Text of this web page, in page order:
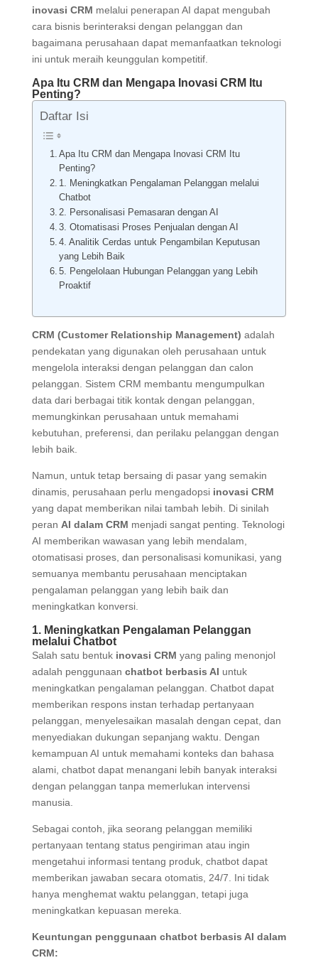
inovasi CRM melalui penerapan AI dapat mengubah
cara bisnis berinteraksi dengan pelanggan dan
bagaimana perusahaan dapat memanfaatkan teknologi
ini untuk meraih keunggulan kompetitif.
Apa Itu CRM dan Mengapa Inovasi CRM Itu
Penting?
Daftar Isi
Apa Itu CRM dan Mengapa Inovasi CRM Itu
Penting?
1. Meningkatkan Pengalaman Pelanggan melalui
Chatbot
2. Personalisasi Pemasaran dengan AI
3. Otomatisasi Proses Penjualan dengan AI
4. Analitik Cerdas untuk Pengambilan Keputusan
yang Lebih Baik
5. Pengelolaan Hubungan Pelanggan yang Lebih
Proaktif
CRM (Customer Relationship Management) adalah
pendekatan yang digunakan oleh perusahaan untuk
mengelola interaksi dengan pelanggan dan calon
pelanggan. Sistem CRM membantu mengumpulkan
data dari berbagai titik kontak dengan pelanggan,
memungkinkan perusahaan untuk memahami
kebutuhan, preferensi, dan perilaku pelanggan dengan
lebih baik.
Namun, untuk tetap bersaing di pasar yang semakin
dinamis, perusahaan perlu mengadopsi inovasi CRM
yang dapat memberikan nilai tambah lebih. Di sinilah
peran AI dalam CRM menjadi sangat penting. Teknologi
AI memberikan wawasan yang lebih mendalam,
otomatisasi proses, dan personalisasi komunikasi, yang
semuanya membantu perusahaan menciptakan
pengalaman pelanggan yang lebih baik dan
meningkatkan konversi.
1. Meningkatkan Pengalaman Pelanggan
melalui Chatbot
Salah satu bentuk inovasi CRM yang paling menonjol
adalah penggunaan chatbot berbasis AI untuk
meningkatkan pengalaman pelanggan. Chatbot dapat
memberikan respons instan terhadap pertanyaan
pelanggan, menyelesaikan masalah dengan cepat, dan
menyediakan dukungan sepanjang waktu. Dengan
kemampuan AI untuk memahami konteks dan bahasa
alami, chatbot dapat menangani lebih banyak interaksi
dengan pelanggan tanpa memerlukan intervensi
manusia.
Sebagai contoh, jika seorang pelanggan memiliki
pertanyaan tentang status pengiriman atau ingin
mengetahui informasi tentang produk, chatbot dapat
memberikan jawaban secara otomatis, 24/7. Ini tidak
hanya menghemat waktu pelanggan, tetapi juga
meningkatkan kepuasan mereka.
Keuntungan penggunaan chatbot berbasis AI dalam
CRM: